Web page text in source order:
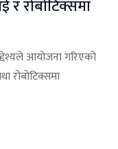
रोबोटिक्समा
आयोजना गरिएको
रोबोटिक्समा